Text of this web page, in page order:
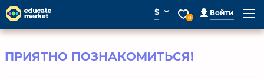
$ ⌄
0
Войти
ПРИЯТНО ПОЗНАКОМИТЬСЯ!